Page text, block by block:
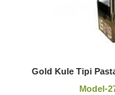
Gold Kule Tipi
Model-